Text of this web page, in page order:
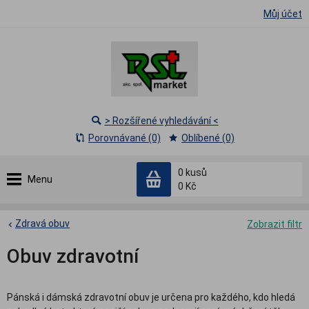
Můj účet
Menu
0 kusů
0 Kč
> Rozšířené vyhledávání <
Porovnávané (0)
Oblíbené (0)
Zobrazit filtr
Zdravá obuv
Obuv zdravotní
Pánská i dámská zdravotní obuv je určena pro každého, kdo hledá